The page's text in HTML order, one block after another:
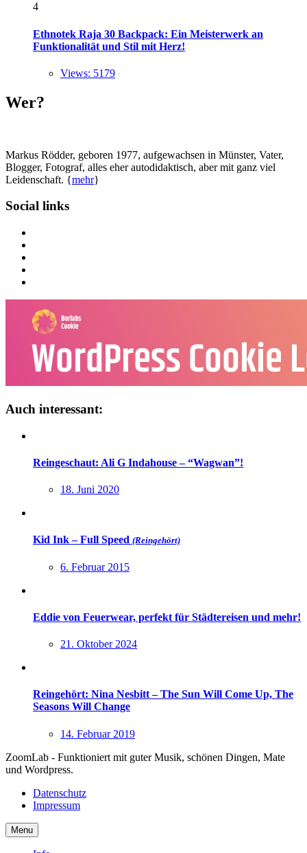
4
Ethnotek Raja 30 Backpack: Ein Meisterwerk an
Funktionalität und Stil mit Herz!
Views: 5179
Wer?
Markus Rödder, geboren 1977, aufgewachsen in Münster, Vater,
Blogger, Fotograf, alles eher autodidaktisch, aber mit ganz viel
Leidenschaft. {mehr}
Social links
Auch interessant:
Reingeschaut: Ali G Indahouse – “Wagwan”!
18. Juni 2020
Kid Ink – Full Speed (Reingehört)
6. Februar 2015
Eddie von Feuerwear, perfekt für Städtereisen und mehr!
21. Oktober 2024
Reingehört: Nina Nesbitt – The Sun Will Come Up, The
Seasons Will Change
14. Februar 2019
ZoomLab - Funktioniert mit guter Musik, schönen Dingen, Mate
und Wordpress.
Datenschutz
Impressum
Menu